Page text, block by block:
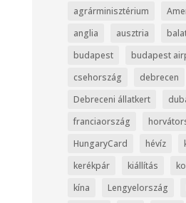
agrárminisztérium
anglia
ausztria
budapest
budapest
csehország
debrecen
Debreceni állatkert
franciaország
HungaryCard
hévíz
kerékpár
kiállítás
kína
Lengyelország